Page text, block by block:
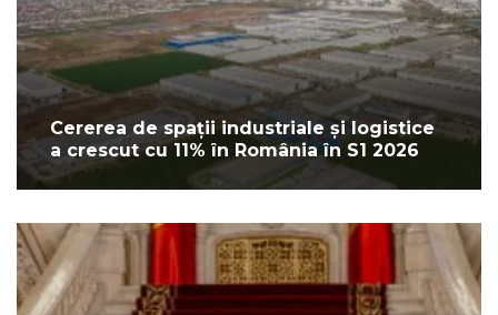
Cererea de spații industriale și logistice
a crescut cu 11% în România în S1 2026